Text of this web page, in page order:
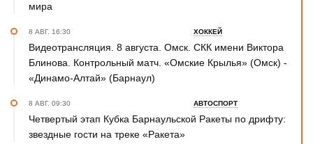
мира
8 АВГ. 16:30 ХОККЕЙ
Видеотрансляция. 8 августа. Омск. СКК имени Виктора
Блинова. Контрольный матч. «Омские Крылья» (Омск) -
«Динамо-Алтай» (Барнаул)
8 АВГ. 09:30 АВТОСПОРТ
Четвертый этап Кубка Барнаульской Ракеты по дрифту:
звездные гости на треке «Ракета»